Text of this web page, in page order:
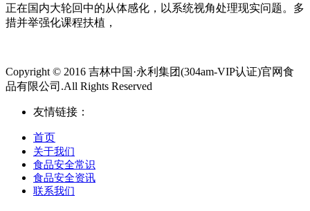
正在国内大轮回中的从体感化，以系统视角处理现实问题。多
措并举强化课程扶植，
Copyright © 2016 吉林中国·永利集团(304am-VIP认证)官网食
品有限公司.All Rights Reserved
友情链接：
首页
关于我们
食品安全常识
食品安全资讯
联系我们